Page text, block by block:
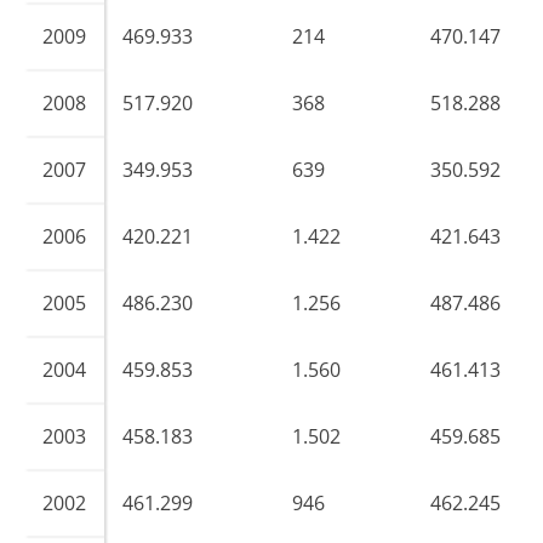
2009 469.933 214 470.147
2008 517.920 368 518.288
2007 349.953 639 350.592
2006 420.221 1.422 421.643
2005 486.230 1.256 487.486
2004 459.853 1.560 461.413
2003 458.183 1.502 459.685
2002 461.299 946 462.245